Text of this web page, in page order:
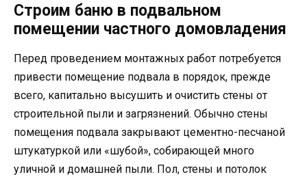
Строим баню в подвальном
помещении частного домовладения
Перед проведением монтажных работ потребуется
привести помещение подвала в порядок, прежде
всего, капитально высушить и очистить стены от
строительной пыли и загрязнений. Обычно стены
помещения подвала закрывают цементно-песчаной
штукатуркой или «шубой», собирающей много
уличной и домашней пыли. Пол, стены и потолок